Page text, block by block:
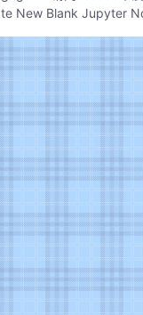
jupyter notebook
ubuntu
oracle
vscode
vmware
爬虫
JavaScript
MongoDB
windows服务
te New Blank Jupyter
境中安装了Jupyter后，
择了相关的虚拟环境，